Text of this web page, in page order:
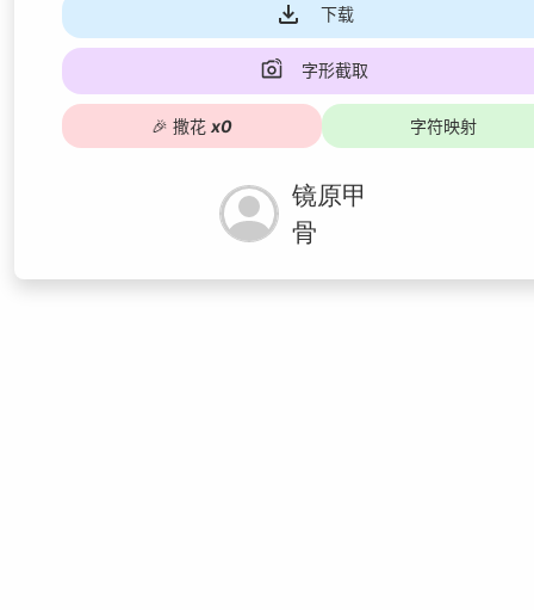
下载
字形截取
🎉 撒花 x0 字符映射
镜原甲
骨